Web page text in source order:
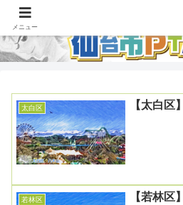
太白区 【太白区
若林区 【若林区
メニュー